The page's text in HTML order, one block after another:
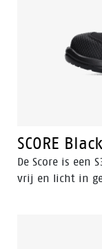
SCORE Black
De Score is een
vrij en licht in